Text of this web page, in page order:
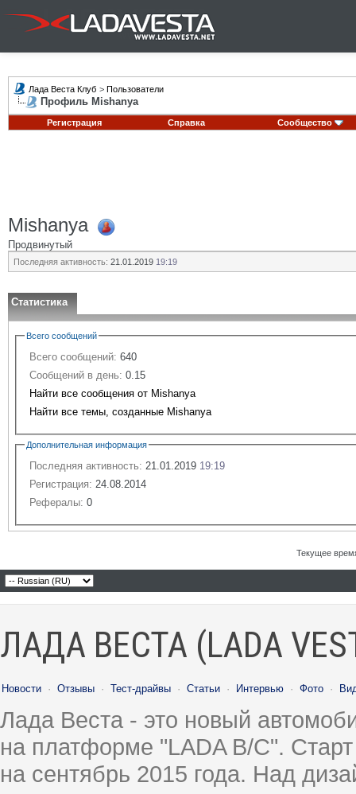
Лада Веста Клуб > Пользователи
Профиль Mishanya
Регистрация Справка Сообщество
Mishanya
Продвинутый
Последняя активность: 21.01.2019 19:19
Статистика
Всего сообщений
Всего сообщений: 640
Сообщений в день: 0.15
Найти все сообщения от Mishanya
Найти все темы, созданные Mishanya
Дополнительная информация
Последняя активность: 21.01.2019 19:19
Регистрация: 24.08.2014
Рефералы: 0
Текущее
ЛАДА ВЕСТА (LADA
Новости · Отзывы · Тест-драйвы · Статьи · Интервью · Фото ·
Лада Веста - это новый
на платформе "LADA B/C".
на сентябрь 2015 года. Над